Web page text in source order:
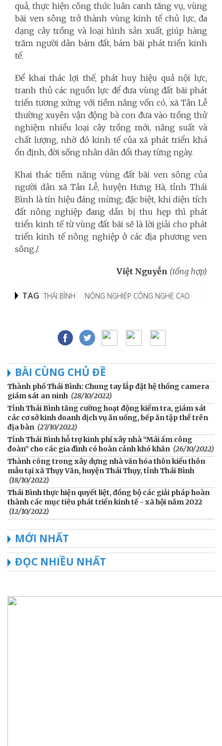
quả, thực hiện công thức luân canh tăng vụ, vùng
bãi ven sông trở thành vùng kinh tế chủ lực, đa
dạng cây trồng và loại hình sản xuất, giúp hàng
trăm người dân bám đất, bám bãi phát triển kinh
tế.
Để khai thác lợi thế, phát huy hiệu quả nội lực,
tranh thủ các nguồn lực để đưa vùng đất bãi phát
triển tương xứng với tiềm năng vốn có, xã Tân Lễ
thường xuyên vận động bà con đưa vào trồng thử
nghiệm nhiều loại cây trồng mới, năng suất và
chất lượng, nhờ đó kinh tế của xã phát triển khá
ổn định, đời sống nhân dân đổi thay từng ngày.
Khai thác tiềm năng vùng đất bãi ven sông của
người dân xã Tân Lễ, huyện Hưng Hà, tỉnh Thái
Bình là tín hiệu đáng mừng; đặc biệt, khi diện tích
đất nông nghiệp đang dần bị thu hẹp thì phát
triển kinh tế từ vùng đất bãi sẽ là lời giải cho phát
triển kinh tế nông nghiệp ở các địa phương ven
sông./.
Việt Nguyễn (tổng hợp)
TAG THÁI BÌNH NÔNG NGHIỆP CÔNG NGHỆ CAO
BÀI CÙNG CHỦ ĐỀ
Thành phố Thái Bình: Chung tay lắp đặt hệ thống camera
giám sát an ninh (28/10/2022)
Tỉnh Thái Bình tăng cường hoạt động kiểm tra, giám sát
các cơ sở kinh doanh dịch vụ ăn uống, bếp ăn tập thể trên
địa bàn (27/10/2022)
Tỉnh Thái Bình hỗ trợ kinh phí xây nhà “Mái ấm công
đoàn” cho các gia đình có hoàn cảnh khó khăn (26/10/2022)
Thành công trong xây dựng nhà văn hóa thôn kiểu thôn
mẫu tại xã Thụy Văn, huyện Thái Thụy, tỉnh Thái Bình
(18/10/2022)
Thái Bình thực hiện quyết liệt, đồng bộ các giải pháp hoàn
thành các mục tiêu phát triển kinh tế - xã hội năm 2022
(12/10/2022)
MỚI NHẤT
ĐỌC NHIỀU NHẤT